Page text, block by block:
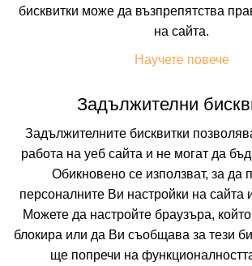
NORTH CORFU, CORFU, GREECE
(от 0 мнения на клиенти)
цена от
На изплащане
Пълно описание на хотела
КАЛКУЛИРАЙ ЦЕНА
бисквитки може да възпрепятства
на сайта.
Научете повече
Задължителни
Задължителните бисквитки
работа на уеб сайта и не могат да
Обикновено се използват, за да
персоналните Ви настройки на сайта
Можете да настройте браузъра,
блокира или да Ви съобщава за тези
ще попречи на